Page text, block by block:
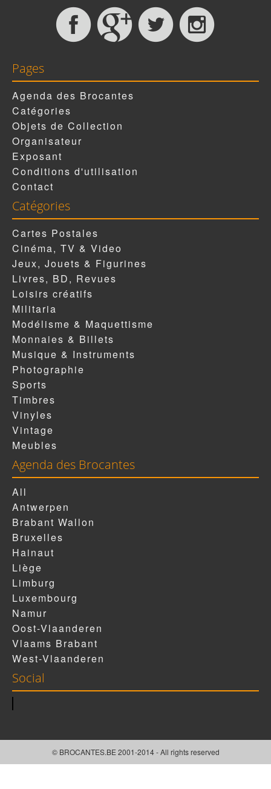
Pages
Agenda des Brocantes
Catégories
Objets de Collection
Organisateur
Exposant
Conditions d'utilisation
Contact
Catégories
Cartes Postales
Cinéma, TV & Video
Jeux, Jouets & Figurines
Livres, BD, Revues
Loisirs créatifs
Militaria
Modélisme & Maquettisme
Monnaies & Billets
Musique & Instruments
Photographie
Sports
Timbres
Vinyles
Vintage
Meubles
Agenda des Brocantes
All
Antwerpen
Brabant Wallon
Bruxelles
Hainaut
Liège
Limburg
Luxembourg
Namur
Oost-Vlaanderen
Vlaams Brabant
West-Vlaanderen
Social
© BROCANTES.BE 2001-2014 - All rights reserved